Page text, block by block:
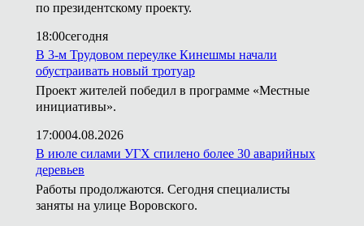
по президентскому проекту.
18:00сегодня
В 3-м Трудовом переулке Кинешмы начали
обустраивать новый тротуар
Проект жителей победил в программе «Местные
инициативы».
17:0004.08.2026
В июле силами УГХ спилено более 30 аварийных
деревьев
Работы продолжаются. Сегодня специалисты
заняты на улице Воровского.